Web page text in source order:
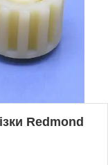
Redmond